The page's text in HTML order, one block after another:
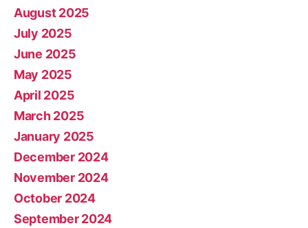
August 2025
July 2025
June 2025
May 2025
April 2025
March 2025
January 2025
December 2024
November 2024
October 2024
September 2024